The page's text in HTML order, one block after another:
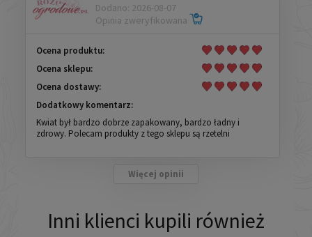
Dodano: 2026-08-07
Opinia zweryfikowana
Ocena produktu:
Ocena sklepu:
Ocena dostawy:
Dodatkowy komentarz:
Kwiat był bardzo dobrze zapakowany, bardzo ładny i
zdrowy. Polecam produkty z tego sklepu są rzetelni
Więcej opinii
Inni klienci kupili również